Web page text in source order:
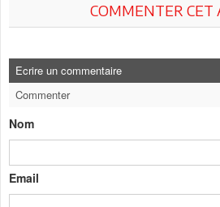
COMMENTER CET
Ecrire un commentaire
Commenter
Nom
Email